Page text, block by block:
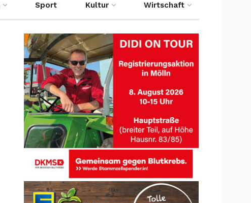
Sport Kultur Wirtschaft